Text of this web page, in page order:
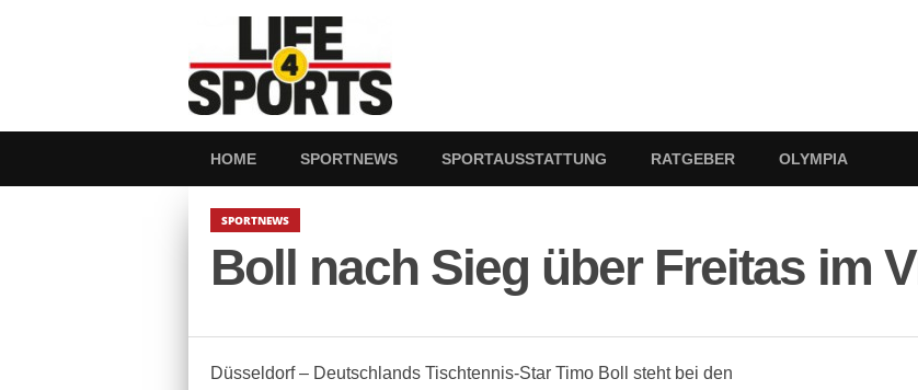
HOME SPORTNEWS SPORTAUSSTATTUNG RATGEBER OLYMPIA
SPORTNEWS
Boll nach Sieg über Freitas im
Düsseldorf – Deutschlands Tischtennis-Star Timo Boll steht bei den